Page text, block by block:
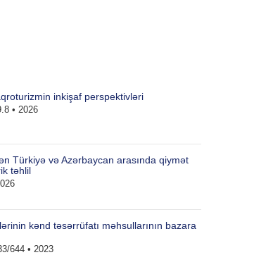
inkişaf perspektivləri
• 2026
Türkiyə və Azərbaycan arasında qiymət
təhlil
kənd təsərrüfatı məhsullarının bazara
644 • 2023